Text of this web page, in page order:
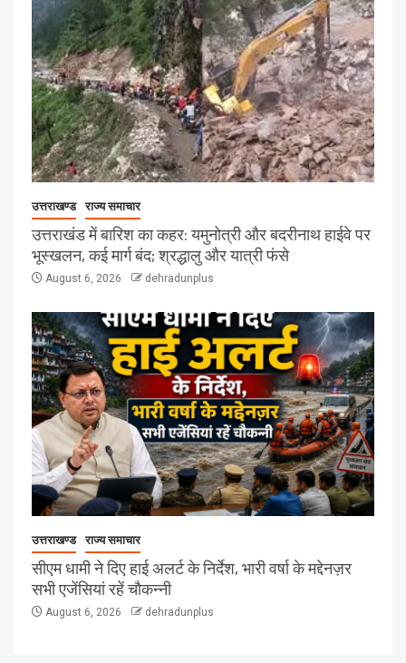
उत्तराखण्ड राज्य समाचार
उत्तराखंड में बारिश का कहर: यमुनोत्री और बदरीनाथ हाईवे पर
भूस्खलन, कई मार्ग बंद; श्रद्धालु और यात्री फंसे
August 6, 2026 dehradunplus
उत्तराखण्ड राज्य समाचार
सीएम धामी ने दिए हाई अलर्ट के निर्देश, भारी वर्षा के मद्देनज़र
सभी एजेंसियां रहें चौकन्नी
August 6, 2026 dehradunplus